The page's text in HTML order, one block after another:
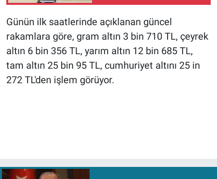
Günün ilk saatlerinde açıklanan güncel
rakamlara göre, gram altın 3 bin 710 TL, çeyrek
altın 6 bin 356 TL, yarım altın 12 bin 685 TL,
tam altın 25 bin 95 TL, cumhuriyet altını 25 in
272 TL'den işlem görüyor.